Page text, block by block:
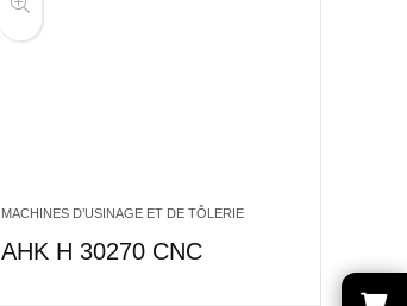
MACHINES D’USINAGE ET DE TÔLERIE
AHK H 30270 CNC